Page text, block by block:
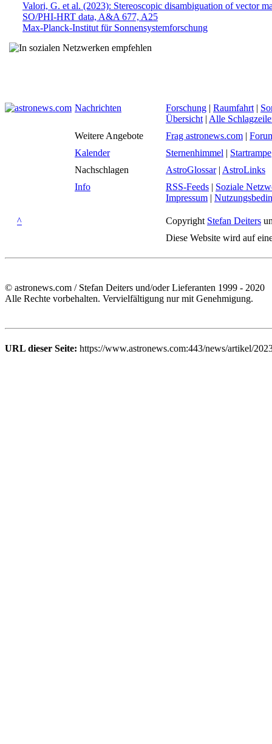
Valori, G. et al. (2023): Stereoscopic disambiguation of vector
SO/PHI-HRT data, A&A 677, A25
Max-Planck-Institut für Sonnensystemforschung
Nachrichten Forschung | Raumfahrt |
Übersicht | Alle
Weitere Angebote
Frag astronews.com |
Kalender
Sternenhimmel | Startrampe
Nachschlagen
AstroGlossar| AstroLinks
Info
RSS-Feeds | Soziale
Impressum |
^ Copyright Stefan Deiters
Diese Website wird auf
© astronews.com / Stefan Deiters und/oder Lieferanten 1999 - 2020
Alle Rechte vorbehalten. Vervielfältigung nur mit Genehmigung.
URL dieser Seite: https://www.astronews.com:443/news/artikel/